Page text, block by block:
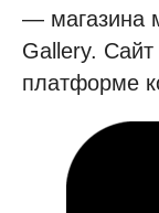
— магазина
Gallery. Сайт
платформе